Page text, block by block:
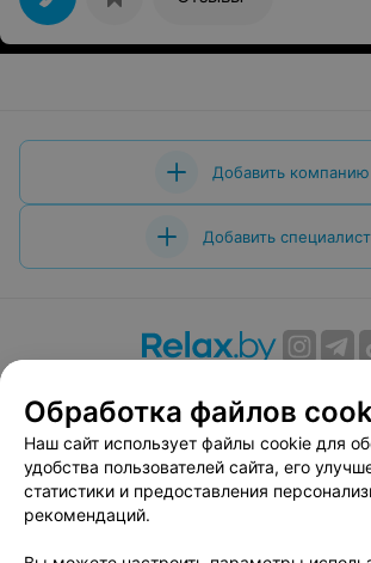
мультымедыйных праграм праводзяцца
музейныя ўрокі для школьнікаў.
Добавить компанию
Добавить
Вакансии
Публичный договор
Публичный договор по
«Афиша»
Пользовательское
Обработка файлов
Наш сайт использует файлы cookie для
удобства пользователей сайта, его
статистики и предоставления
рекомендаций.